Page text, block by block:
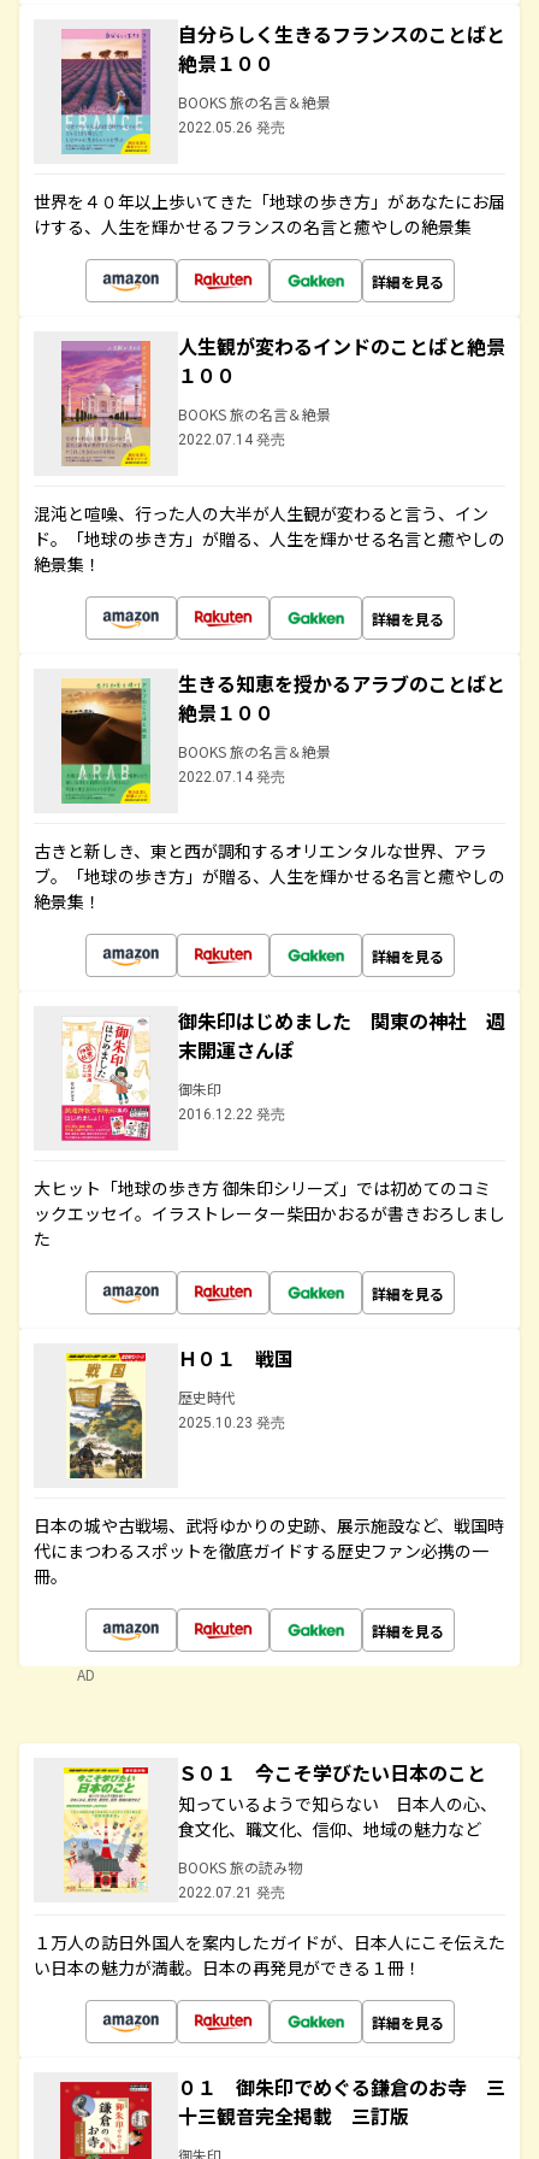
自分らしく生きるフランスのことばと
絶景１００
BOOKS 旅の名言＆絶景
2022.05.26 発売
世界を４０年以上歩いてきた「地球の歩き方」があなたにお届
けする、人生を輝かせるフランスの名言と癒やしの絶景集
詳細を見る
人生観が変わるインドのことばと絶景
１００
BOOKS 旅の名言＆絶景
2022.07.14 発売
混沌と喧噪、行った人の大半が人生観が変わると言う、イン
ド。「地球の歩き方」が贈る、人生を輝かせる名言と癒やしの
絶景集！
詳細を見る
生きる知恵を授かるアラブのことばと
絶景１００
BOOKS 旅の名言＆絶景
2022.07.14 発売
古きと新しき、東と西が調和するオリエンタルな世界、アラ
ブ。「地球の歩き方」が贈る、人生を輝かせる名言と癒やしの
絶景集！
詳細を見る
御朱印はじめました 関東の神社 週
末開運さんぽ
御朱印
2016.12.22 発売
大ヒット「地球の歩き方 御朱印シリーズ」では初めてのコミ
ックエッセイ。イラストレーター柴田かおるが書きおろしまし
た
詳細を見る
Ｈ０１ 戦国
歴史時代
2025.10.23 発売
日本の城や古戦場、武将ゆかりの史跡、展示施設など、戦国時
代にまつわるスポットを徹底ガイドする歴史ファン必携の一
冊。
詳細を見る
AD
Ｓ０１ 今こそ学びたい日本のこと
知っているようで知らない 日本人の心、
食文化、職文化、信仰、地域の魅力など
BOOKS 旅の読み物
2022.07.21 発売
１万人の訪日外国人を案内したガイドが、日本人にこそ伝えた
い日本の魅力が満載。日本の再発見ができる１冊！
詳細を見る
０１ 御朱印でめぐる鎌倉のお寺 三
十三観音完全掲載 三訂版
御朱印